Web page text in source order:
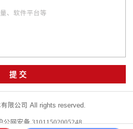
、软件平台等
提 交
限公司 All rights reserved.
公网安备 31011502005248